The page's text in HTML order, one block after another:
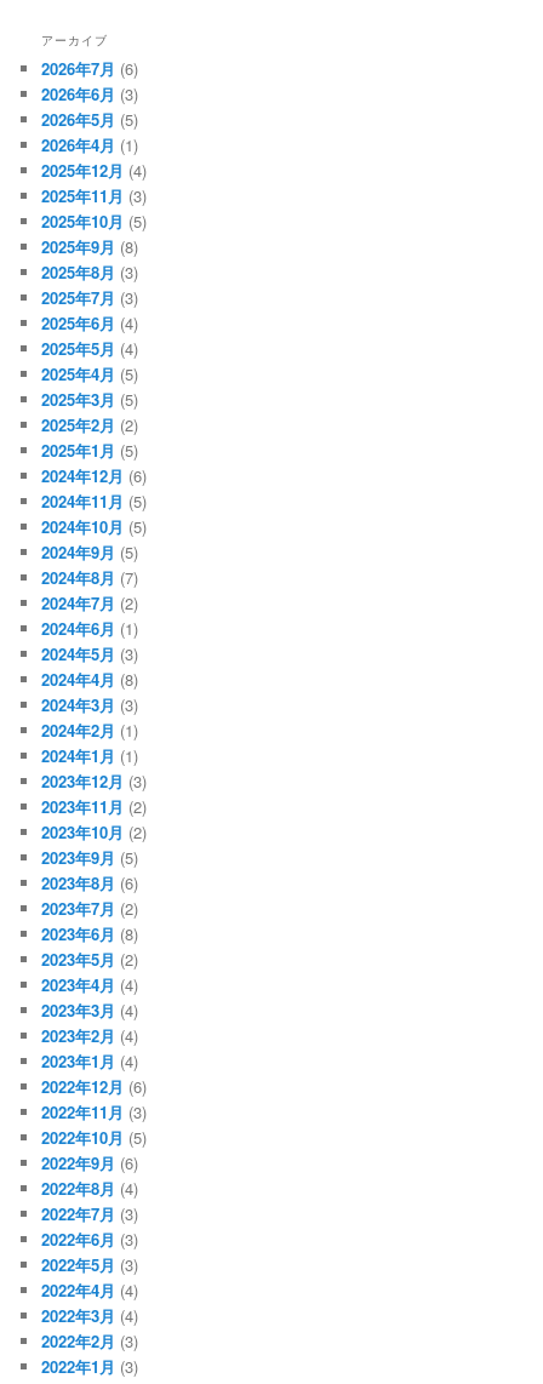
アーカイブ
2026年7月 (6)
2026年6月 (3)
2026年5月 (5)
2026年4月 (1)
2025年12月 (4)
2025年11月 (3)
2025年10月 (5)
2025年9月 (8)
2025年8月 (3)
2025年7月 (3)
2025年6月 (4)
2025年5月 (4)
2025年4月 (5)
2025年3月 (5)
2025年2月 (2)
2025年1月 (5)
2024年12月 (6)
2024年11月 (5)
2024年10月 (5)
2024年9月 (5)
2024年8月 (7)
2024年7月 (2)
2024年6月 (1)
2024年5月 (3)
2024年4月 (8)
2024年3月 (3)
2024年2月 (1)
2024年1月 (1)
2023年12月 (3)
2023年11月 (2)
2023年10月 (2)
2023年9月 (5)
2023年8月 (6)
2023年7月 (2)
2023年6月 (8)
2023年5月 (2)
2023年4月 (4)
2023年3月 (4)
2023年2月 (4)
2023年1月 (4)
2022年12月 (6)
2022年11月 (3)
2022年10月 (5)
2022年9月 (6)
2022年8月 (4)
2022年7月 (3)
2022年6月 (3)
2022年5月 (3)
2022年4月 (4)
2022年3月 (4)
2022年2月 (3)
2022年1月 (3)